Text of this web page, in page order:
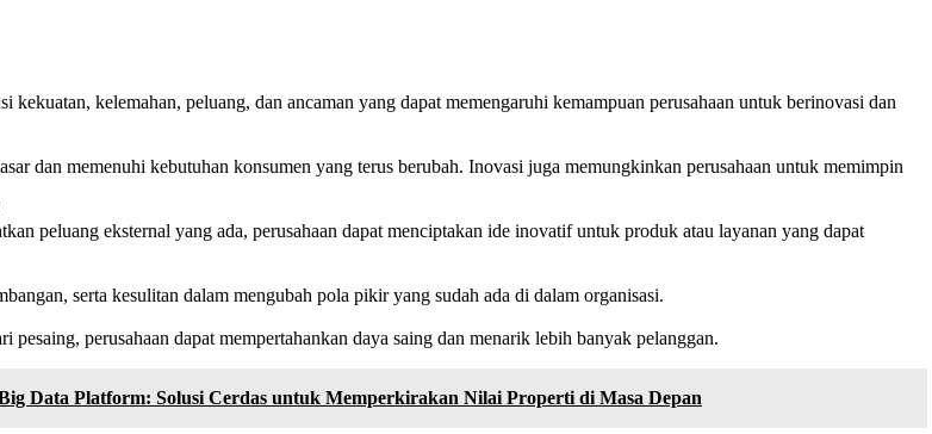
kelemahan, peluang, dan ancaman yang dapat memengaruhi kemampuan perusahaan untuk berinovasi dan
dan memenuhi kebutuhan konsumen yang terus berubah. Inovasi juga memungkinkan perusahaan untuk memimpin
peluang eksternal yang ada, perusahaan dapat menciptakan ide inovatif untuk produk atau layanan yang dapat
serta kesulitan dalam mengubah pola pikir yang sudah ada di dalam organisasi.
perusahaan dapat mempertahankan daya saing dan menarik lebih banyak pelanggan.
Data Platform: Solusi Cerdas untuk Memperkirakan Nilai Properti di Masa Depan